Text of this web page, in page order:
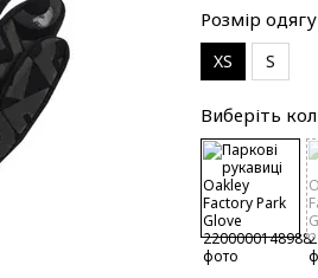
Розмір одягу
XS S
Виберіть